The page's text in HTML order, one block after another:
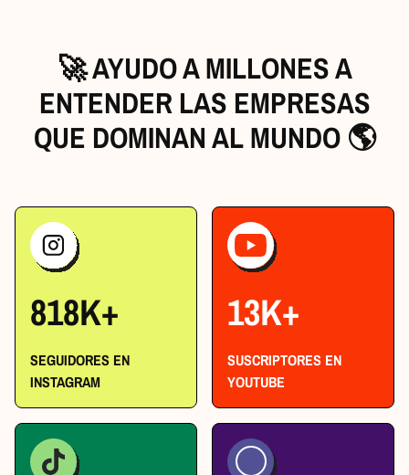
🚀 AYUDO A MILLONES A
ENTENDER LAS EMPRESAS
QUE DOMINAN AL MUNDO 🌎
818K+
SEGUIDORES EN
INSTAGRAM
13K+
SUSCRIPTORES EN
YOUTUBE